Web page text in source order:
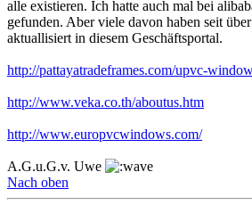
alle existieren. Ich hatte auch mal bei
gefunden. Aber viele davon haben seit
aktuallisiert in diesem Geschäftsportal.
http://pattayatradeframes.com/upvc-
http://www.veka.co.th/aboutus.htm
http://www.europvcwindows.com/
A.G.u.G.v. Uwe
Nach oben